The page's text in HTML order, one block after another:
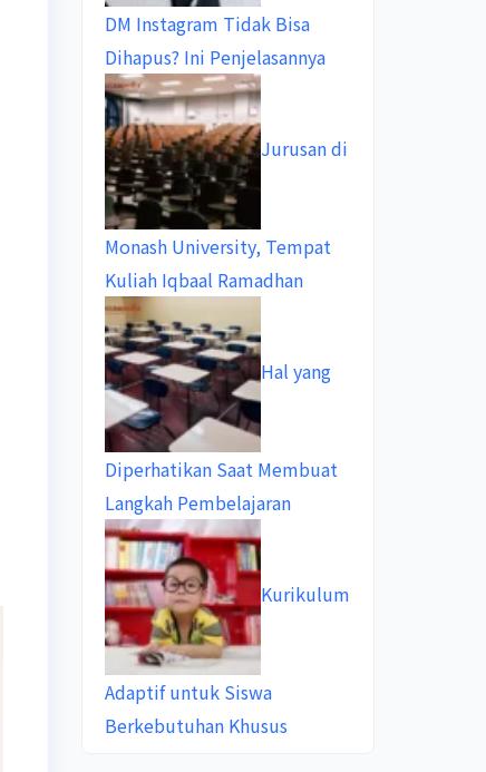
DM Instagram Tidak Bisa
Dihapus? Ini Penjelasannya
Jurusan di
Monash University, Tempat
Kuliah Iqbaal Ramadhan
Hal yang
Diperhatikan Saat Membuat
Langkah Pembelajaran
Kurikulum
Adaptif untuk Siswa
Berkebutuhan Khusus